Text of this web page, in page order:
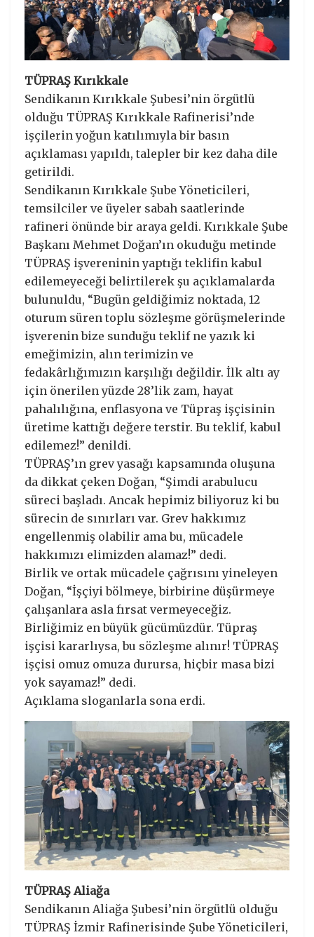
TÜPRAŞ Kırıkkale
Sendikanın Kırıkkale Şubesi’nin örgütlü
olduğu TÜPRAŞ Kırıkkale Rafinerisi’nde
işçilerin yoğun katılımıyla bir basın
açıklaması yapıldı, talepler bir kez daha dile
getirildi.
Sendikanın Kırıkkale Şube Yöneticileri,
temsilciler ve üyeler sabah saatlerinde
rafineri önünde bir araya geldi. Kırıkkale Şube
Başkanı Mehmet Doğan’ın okuduğu metinde
TÜPRAŞ işvereninin yaptığı teklifin kabul
edilemeyeceği belirtilerek şu açıklamalarda
bulunuldu, “Bugün geldiğimiz noktada, 12
oturum süren toplu sözleşme görüşmelerinde
işverenin bize sunduğu teklif ne yazık ki
emeğimizin, alın terimizin ve
fedakârlığımızın karşılığı değildir. İlk altı ay
için önerilen yüzde 28’lik zam, hayat
pahalılığına, enflasyona ve Tüpraş işçisinin
üretime kattığı değere terstir. Bu teklif, kabul
edilemez!” denildi.
TÜPRAŞ’ın grev yasağı kapsamında oluşuna
da dikkat çeken Doğan, “Şimdi arabulucu
süreci başladı. Ancak hepimiz biliyoruz ki bu
sürecin de sınırları var. Grev hakkımız
engellenmiş olabilir ama bu, mücadele
hakkımızı elimizden alamaz!” dedi.
Birlik ve ortak mücadele çağrısını yineleyen
Doğan, “İşçiyi bölmeye, birbirine düşürmeye
çalışanlara asla fırsat vermeyeceğiz.
Birliğimiz en büyük gücümüzdür. Tüpraş
işçisi kararlıysa, bu sözleşme alınır! TÜPRAŞ
işçisi omuz omuza durursa, hiçbir masa bizi
yok sayamaz!” dedi.
Açıklama sloganlarla sona erdi.
TÜPRAŞ Aliağa
Sendikanın Aliağa Şubesi’nin örgütlü olduğu
TÜPRAŞ İzmir Rafinerisinde Şube Yöneticileri,